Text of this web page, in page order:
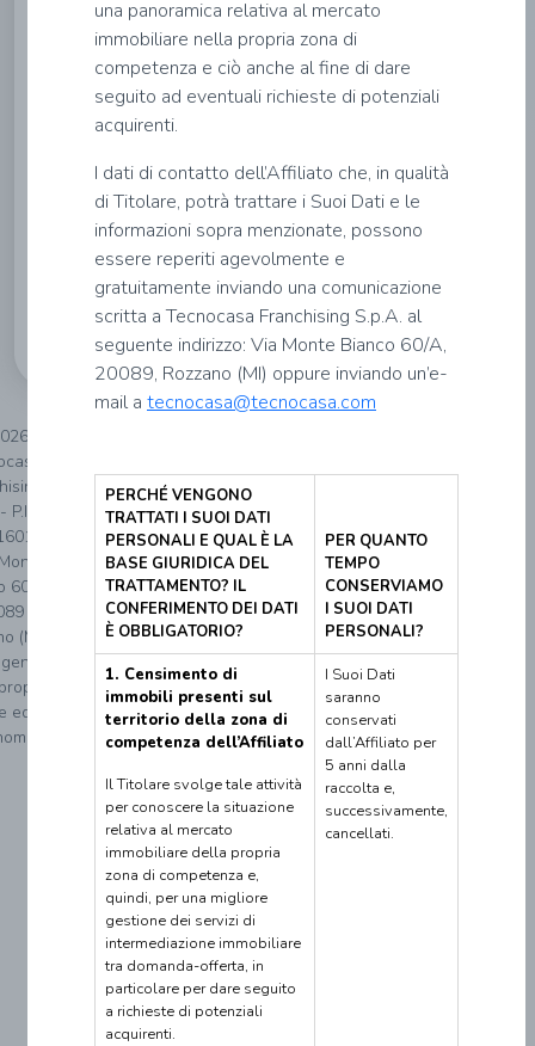
Codice
Fiscale*
INVIA
Informativa
privacy
una panoramica relativa al mercato
immobiliare nella propria zona di
competenza e ciò anche al fine di dare
seguito ad eventuali richieste di potenziali
acquirenti.
I dati di contatto dell’Affiliato che, in qualità
di Titolare, potrà trattare i Suoi Dati e le
informazioni sopra menzionate, possono
essere reperiti agevolmente e
gratuitamente inviando una comunicazione
scritta a Tecnocasa Franchising S.p.A. al
seguente indirizzo: Via Monte Bianco 60/A,
20089, Rozzano (MI) oppure inviando un’e-
mail a tecnocasa@tecnocasa.com
PERCHÉ VENGONO
TRATTATI I SUOI DATI
PERSONALI E QUAL È LA
BASE GIURIDICA DEL
TRATTAMENTO? IL
CONFERIMENTO DEI DATI
È OBBLIGATORIO?
PER QUANTO
TEMPO
CONSERVIAMO
I SUOI DATI
PERSONALI?
1. Censimento di
immobili presenti sul
territorio della zona di
competenza dell’Affiliato
Il Titolare svolge tale attività
per conoscere la situazione
relativa al mercato
immobiliare della propria
zona di competenza e,
quindi, per una migliore
gestione dei servizi di
intermediazione immobiliare
tra domanda-offerta, in
particolare per dare seguito
a richieste di potenziali
acquirenti.
I Suoi Dati
saranno
conservati
dall’Affiliato per
5 anni dalla
raccolta e,
successivamente,
cancellati.
A
(MI).
ed è